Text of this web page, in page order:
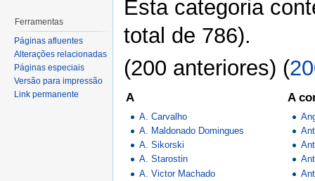
Esta categoria
total de 786).
(200 anteriores) (
A
A. Carvalho
A. Maldonado Domingues
A. Sikorski
A. Starostin
A. Victor Machado
A
Ferramentas
Páginas afluentes
Alterações relacionadas
Páginas especiais
Versão para impressão
Link permanente